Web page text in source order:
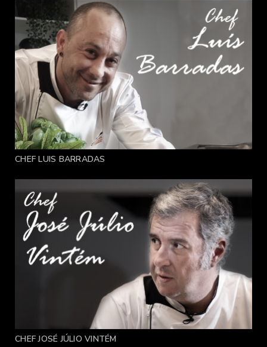
CHEF LUIS BARRADAS
CHEF JOSÉ JÚLIO VINTÉM